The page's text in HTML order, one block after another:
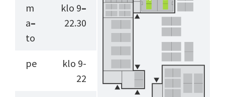
m
a–
to
klo 9–
22.30
pe
klo 9-
22